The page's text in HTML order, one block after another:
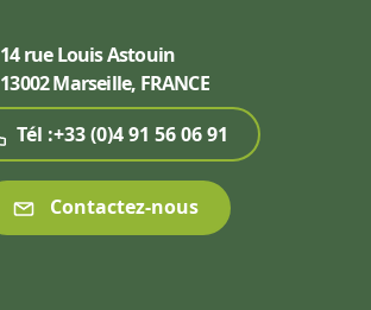
14 rue Louis Astouin
13002 Marseille, FRANCE
Tél :+33 (0)4 91 56 06 91
Contactez-nous